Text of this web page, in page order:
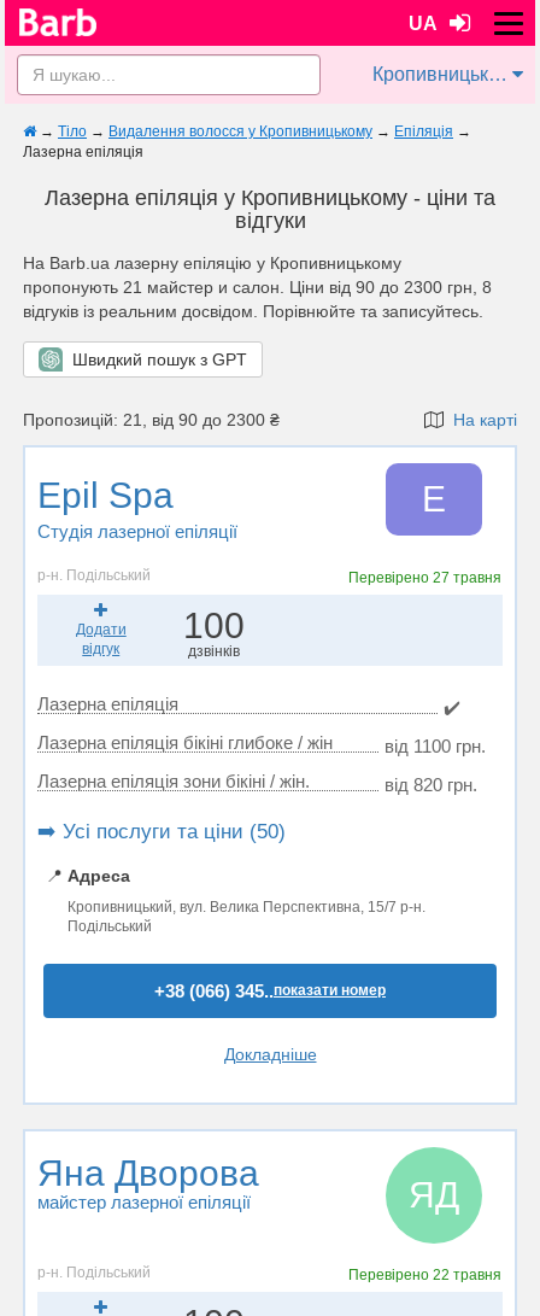
UA
Кропивницький
→ Тіло → Видалення волосся у Кропивницькому → Епіляція →
Лазерна епіляція
Лазерна епіляція у Кропивницькому - ціни та
відгуки
На Barb.ua лазерну епіляцію у Кропивницькому
пропонують 21 майстер и салон. Ціни від 90 до 2300 грн, 8
відгуків із реальним досвідом. Порівнюйте та записуйтесь.
Швидкий пошук з GPT
Пропозицій: 21, від 90 до 2300 ₴ На карті
Epil Spa
Студія лазерної епіляції
E
р-н. Подільський Перевірено27 травня
Додати
відгук
100
дзвінків
Лазерна епіляція
✔️
Лазерна епіляція бікіні глибоке / жін
від 1100 грн.
Лазерна епіляція зони бікіні / жін.
від 820 грн.
➡️ Усі послуги та ціни (50)
📍 Адреса
Кропивницький, вул. Велика Перспективна, 15/7 р-н.
Подільський
+38 (066) 345..показати номер
Докладніше
Яна Дворова
майстер лазерної епіляції ЯД
р-н. Подільський Перевірено22 травня